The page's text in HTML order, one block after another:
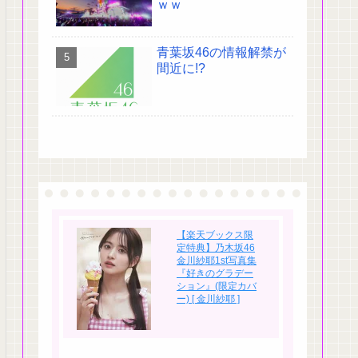
ｗｗ
青葉坂46の情報解禁が
間近に!?
【楽天ブックス限
定特典】乃木坂46
金川紗耶1st写真集
『好きのグラデー
ション』(限定カバ
ー) [ 金川紗耶 ]